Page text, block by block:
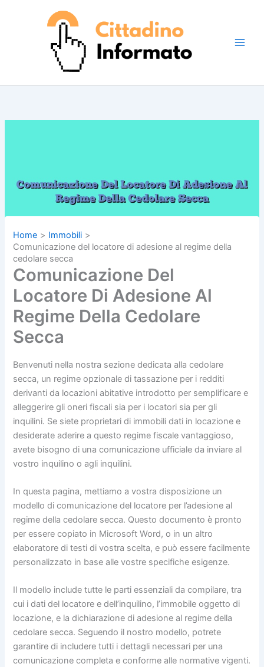
Home
Immobili
Comunicazione del locatore di adesione al regime della
cedolare secca
Comunicazione Del
Locatore Di Adesione Al
Regime Della Cedolare
Secca
Benvenuti nella nostra sezione dedicata alla cedolare
secca, un regime opzionale di tassazione per i redditi
derivanti da locazioni abitative introdotto per semplificare e
alleggerire gli oneri fiscali sia per i locatori sia per gli
inquilini. Se siete proprietari di immobili dati in locazione e
desiderate aderire a questo regime fiscale vantaggioso,
avete bisogno di una comunicazione ufficiale da inviare al
vostro inquilino o agli inquilini.
In questa pagina, mettiamo a vostra disposizione un
modello di comunicazione del locatore per l’adesione al
regime della cedolare secca. Questo documento è pronto
per essere copiato in Microsoft Word, o in un altro
elaboratore di testi di vostra scelta, e può essere facilmente
personalizzato in base alle vostre specifiche esigenze.
Il modello include tutte le parti essenziali da compilare, tra
cui i dati del locatore e dell’inquilino, l’immobile oggetto di
locazione, e la dichiarazione di adesione al regime della
cedolare secca. Seguendo il nostro modello, potrete
garantire di includere tutti i dettagli necessari per una
comunicazione completa e conforme alle normative vigenti.